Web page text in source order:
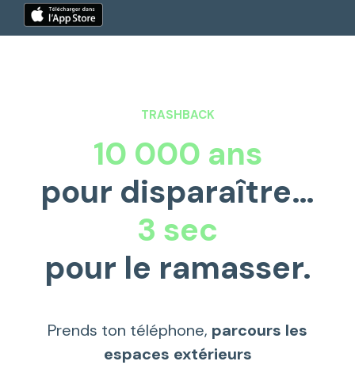
TRASHBACK
10 000 ans
pour disparaître…
3 sec
pour le ramasser.
Prends ton téléphone, parcours les
espaces extérieurs